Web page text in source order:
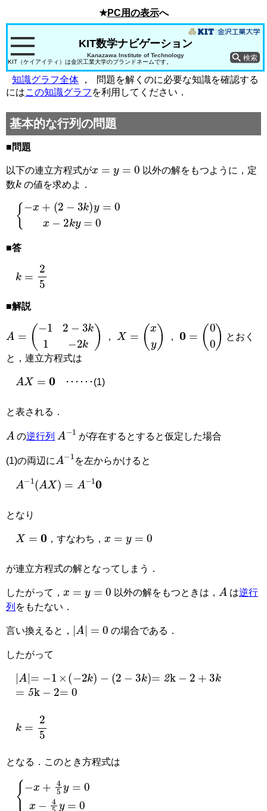
★PC用の表示へ
Kanazawa Institute of Technology
KIT数学ナビゲーション
KIT（ケイアイティ）は金沢工業大学のブランドネームです。
知識グラフ全体 ，
問題を解くのに必要な知識を確認する
にはこの知識グラフ を利用してください．
基本的な行列の問題
■問題
以下の連立方程式が
以外の解をもつように，定
数
k
の値を求めよ．
−
( k y =0x −2
■答
k =2 5
■解説
A =− 1 2− −2 k ， X=x y ， 0 =0 0 とおく
と，連立方程式は
AX=
･･････(1)
と表される．
A
の逆行列 A−1が存在するとすると仮定した場合
(1)の両辺に A−1を左からかけると
A−1 AX= −10
となり
，すなわち，
が連立方程式の解となってしまう．
したがって， 以外の解をもつときは，
A
は逆行
列 をもたない．
言い換えると， A= の場合である．
したがって
A 1× 2 k−( 3k 2k +
k
=5k−2 =0
k =2 5
となる．このとき方程式は
− x+ 4 5y=0 x−